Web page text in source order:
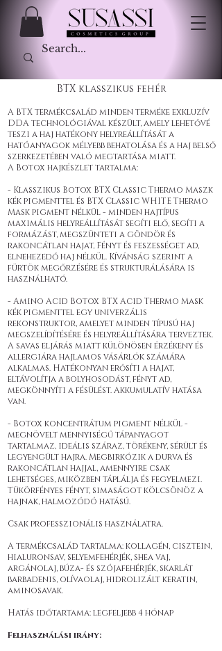
BTX klasszikus fehér
A BTX termékcsalád minden terméke exkluzív
DDA technológiával készült, amely lehetővé
teszi a haj hatékony helyreállítását a
hatóanyagok mélyebb behatolása és a haj belső
szerkezetében való megtartása miatt.
A Botox hajkészlet tartalma:
- Klasszikus Botox BTX Classic Thermo Maszk
kék pigmenttel és BTX Classic WHITE Thermo
Mask pigment nélkül - minden hajtípus
maximális helyreállítását segíti elő, segíti a
formázást, megszünteti a göndör és
rakoncátlan hajat, Fényt és feszességet ad,
elnehezedő haj nélkül. Kívánság szerint a
fürtök megőrzésére és strukturálására is
használható.
- Amino Acid Botox BTX Acid Thermo Mask
kék pigmenttel egy univerzális
rekonstruktor, amelyet minden típusú haj
megszelídítésére és helyreállítására terveztek.
A savas eljárás miatt különösen érzékeny és
allergiára hajlamos vásárlók számára
alkalmas. Hatékonyan erősíti a hajat,
eltávolítja a bolyhosodást, fényt ad,
megkönnyíti a fésülést. Akkumulatív hatása
van.
- Botox koncentrátum pigment nélkül -
megnövelt mennyiségű tápanyagot
tartalmaz, ideális száraz, törékeny, sérült és
legyengült hajra. Megbirkózik a durva és
rakoncátlan hajjal, amennyire csak
lehetséges, miközben táplálja és fegyelmezi.
Tükörfényes fényt, simaságot kölcsönöz a
hajnak, halmozódó hatású.
Csak professzionális használatra.
A termékcsalád tartalma: kollagén, cisztein,
hialuronsav, selyemfehérjék, shea vaj,
argánolaj, búza- és szójafehérjék, skarlát
barbadenis, olívaolaj, hidrolizált keratin,
aminosavak.
Hatás időtartama: legfeljebb 4 hónap
Felhasználási irány: